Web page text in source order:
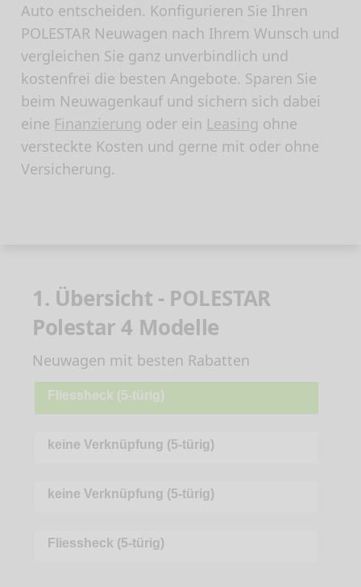
Auto entscheiden. Konfigurieren Sie Ihren
POLESTAR Neuwagen nach Ihrem Wunsch und
vergleichen Sie ganz unverbindlich und
kostenfrei die besten Angebote. Sparen Sie
beim Neuwagenkauf und sichern sich dabei
eine Finanzierung oder ein Leasing ohne
versteckte Kosten und gerne mit oder ohne
Versicherung.
1. Übersicht - POLESTAR
Polestar 4 Modelle
Neuwagen mit besten Rabatten
Fliessheck (5-türig)
keine Verknüpfung (5-türig)
keine Verknüpfung (5-türig)
Fliessheck (5-türig)